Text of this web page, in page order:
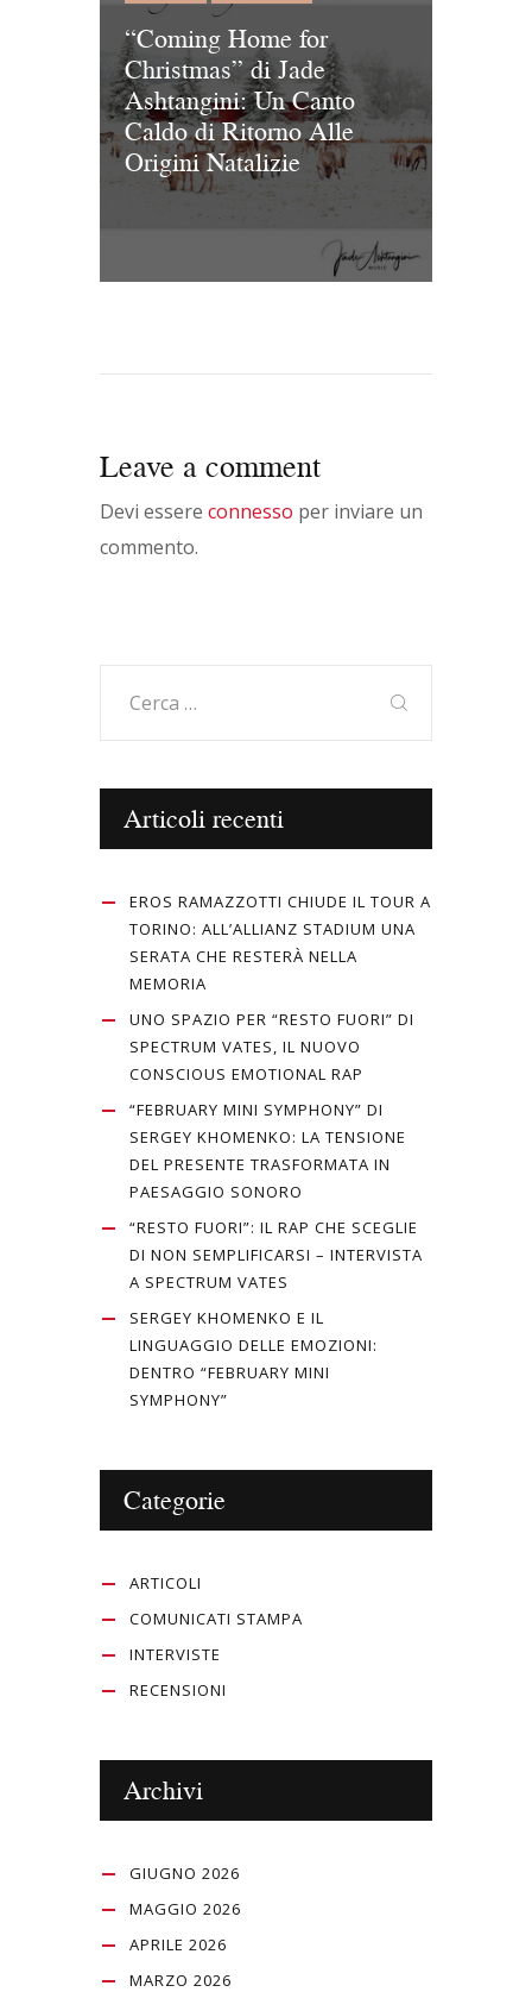
“Coming Home for
Christmas” di Jade
Ashtangini: Un Canto
Caldo di Ritorno Alle
Origini Natalizie
Leave a comment
Devi essere connesso per inviare un
commento.
per:
Articoli recenti
EROS RAMAZZOTTI CHIUDE IL TOUR A
TORINO: ALL’ALLIANZ STADIUM UNA
SERATA CHE RESTERÀ NELLA
MEMORIA
UNO SPAZIO PER “RESTO FUORI” DI
SPECTRUM VATES, IL NUOVO
CONSCIOUS EMOTIONAL RAP
“FEBRUARY MINI SYMPHONY” DI
SERGEY KHOMENKO: LA TENSIONE
DEL PRESENTE TRASFORMATA IN
PAESAGGIO SONORO
“RESTO FUORI”: IL RAP CHE SCEGLIE
DI NON SEMPLIFICARSI – INTERVISTA
A SPECTRUM VATES
SERGEY KHOMENKO E IL
LINGUAGGIO DELLE EMOZIONI:
DENTRO “FEBRUARY MINI
SYMPHONY”
Categorie
ARTICOLI
COMUNICATI STAMPA
INTERVISTE
RECENSIONI
Archivi
GIUGNO 2026
MAGGIO 2026
APRILE 2026
MARZO 2026